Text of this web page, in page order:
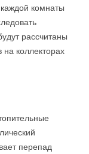
комнаты
рассчитаны
коллекторах
перепад